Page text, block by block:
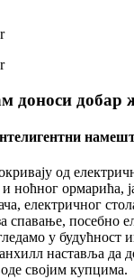
доноси добар
од
и ноћног ормарића,
електричног
спавање, посебно
у будућност
наставља да
својим купцима.